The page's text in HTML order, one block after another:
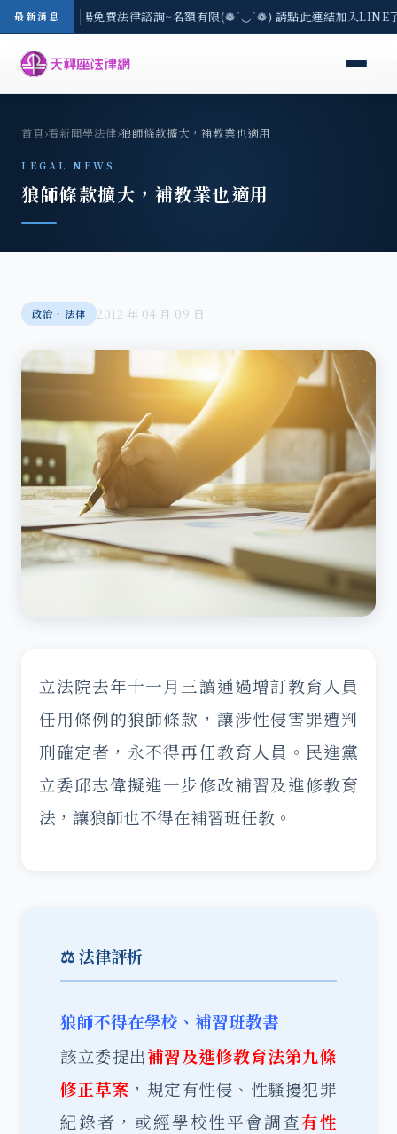
最新消息
區-8/3(一) 現場免費法律諮詢~名額有限(❁´◡`❁) 請點此連結加入
首頁›看新聞學法律›狼師條款擴大，補教業也適用
LEGAL NEWS
狼師條款擴大，補教業也適用
政治‧法律 2012 年 04 月 09 日
立法院去年十一月三讀通過增訂教育人員
任用條例的狼師條款，讓涉性侵害罪遭判
刑確定者，永不得再任教育人員。民進黨
立委邱志偉擬進一步修改補習及進修教育
法，讓狼師也不得在補習班任教。
⚖️ 法律評析
狼師不得在學校、補習班教書
該立委提出補習及進修教育法第九條
修正草案 ，規定有性侵、性騷擾犯罪
紀錄者，或經學校性平會調查有性